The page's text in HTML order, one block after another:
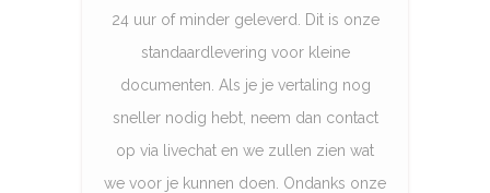
24 uur of minder geleverd. Dit is onze
standaardlevering voor kleine
documenten. Als je je vertaling nog
sneller nodig hebt, neem dan contact
op via livechat en we zullen zien wat
we voor je kunnen doen. Ondanks onze